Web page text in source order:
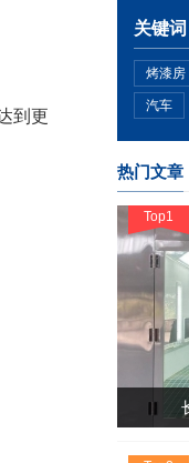
到更
关键词
烤漆房
汽车
热门文章
Top1